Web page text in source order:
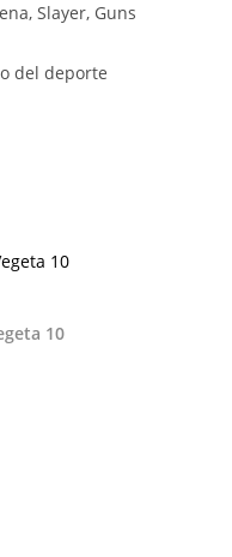
Slayer, Guns
del deporte
10